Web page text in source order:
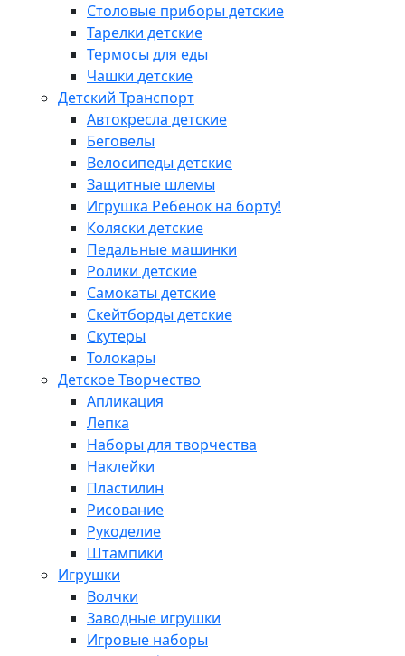
Столовые приборы детские
Тарелки детские
Термосы для еды
Чашки детские
Детский Транспорт
Автокресла детские
Беговелы
Велосипеды детские
Защитные шлемы
Игрушка Ребенок на борту!
Коляски детские
Педальные машинки
Ролики детские
Самокаты детские
Скейтборды детские
Скутеры
Толокары
Детское Творчество
Апликация
Лепка
Наборы для творчества
Наклейки
Пластилин
Рисование
Рукоделие
Штампики
Игрушки
Волчки
Заводные игрушки
Игровые наборы